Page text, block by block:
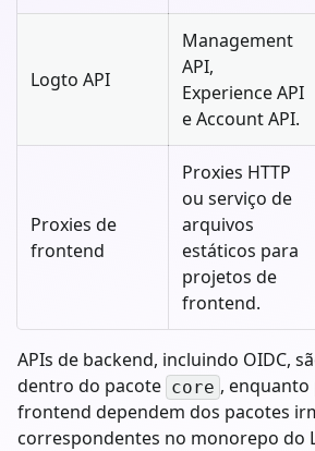
Logto API
Management
API,
Experience API
e Account API.
Proxies de
frontend
Proxies HTTP
ou serviço de
arquivos
estáticos para
projetos de
frontend.
APIs de backend, incluindo OIDC,
dentro do pacote core ,
frontend dependem dos pacotes
correspondentes no monorepo do